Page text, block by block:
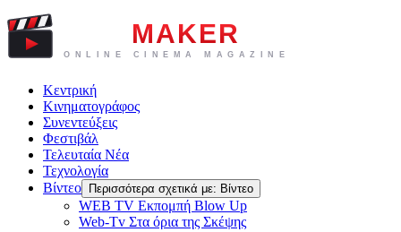
Κεντρική
Κινηματογράφος
Συνεντεύξεις
Φεστιβάλ
Τελευταία Νέα
Τεχνολογία
Βίντεο
Περισσότερα σχετικά με: Βίντεο
WEB TV Eκπομπή Blow Up
Web-Tv Στα όρια της Σκέψης